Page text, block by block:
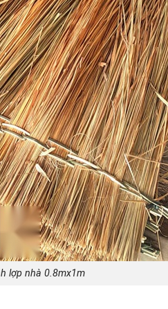
lợp nhà 0.8mx1m